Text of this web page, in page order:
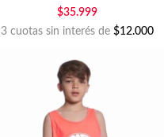
$35.999
3 cuotas sin interés de $12.000